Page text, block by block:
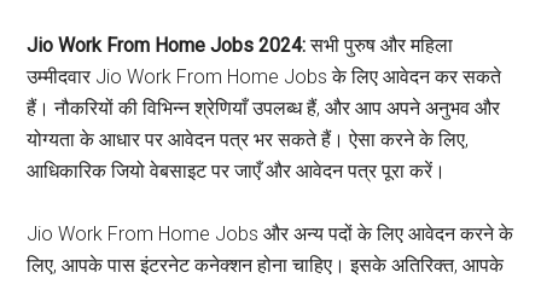
Jio Work From Home Jobs 2024:सभी पुरुष और महिला
उम्मीदवार Jio Work From Home Jobs के लिए आवेदन कर सकते
हैं। नौकरियों की विभिन्न श्रेणियाँ उपलब्ध हैं, और आप अपने अनुभव और
योग्यता के आधार पर आवेदन पत्र भर सकते हैं। ऐसा करने के लिए,
आधिकारिक जियो वेबसाइट पर जाएँ और आवेदन पत्र पूरा करें।
Jio Work From Home Jobs और अन्य पदों के लिए आवेदन करने के
लिए, आपके पास इंटरनेट कनेक्शन होना चाहिए। इसके अतिरिक्त, आपके